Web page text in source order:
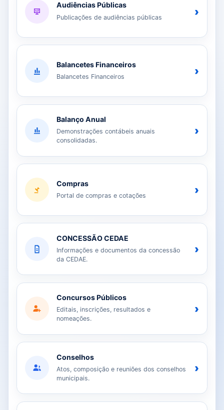
Audiências Públicas
Publicações de audiências públicas ›
Balancetes Financeiros
Balancetes Financeiros ›
Balanço Anual
Demonstrações contábeis anuais
consolidadas.
›
Compras
Portal de compras e cotações ›
CONCESSÃO CEDAE
Informações e documentos da concessão
da CEDAE.
›
Concursos Públicos
Editais, inscrições, resultados e
nomeações.
›
Conselhos
Atos, composição e reuniões dos conselhos
municipais.
›